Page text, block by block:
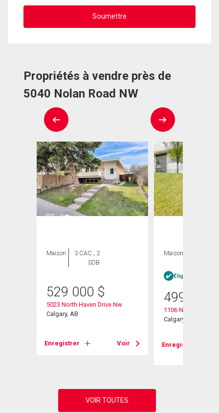
Propriétés à vendre près de
5040 Nolan Road NW
Maison
3 CAC , 2
SDB
529 000 $
5023 North Haven Drive Nw
Calgary, AB
Enregistrer Voir
Maison
Éligible Louer
499 000
1106 Ninga Road
Calgary, AB
Enregistrer